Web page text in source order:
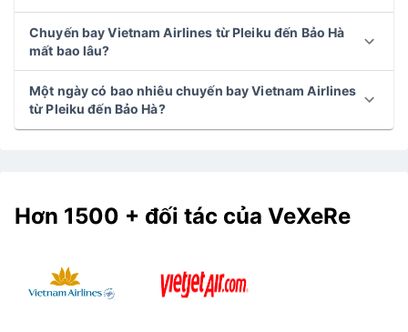
Chuyến bay Vietnam Airlines từ Pleiku đến Bảo Hà
mất bao lâu?
Một ngày có bao nhiêu chuyến bay Vietnam Airlines
từ Pleiku đến Bảo Hà?
Hơn 1500 + đối tác của VeXeRe